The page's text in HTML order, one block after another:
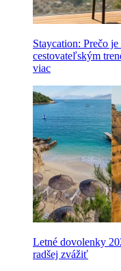
Staycation: Prečo
cestovateľským
viac
Letné dovolenky
radšej zvážiť